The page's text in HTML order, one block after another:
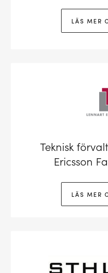
LÄS MER
Teknisk
Ericsson
LÄS MER